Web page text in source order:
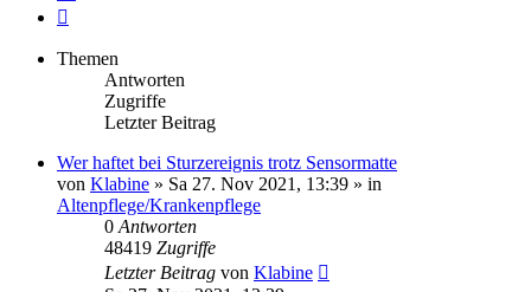
Themen
Antworten
Zugriffe
Letzter Beitrag
Wer haftet bei Sturzereignis trotz Sensormatte
von Klabine » Sa 27. Nov 2021, 13:39 » in
Altenpflege/Krankenpflege
0 Antworten
48419 Zugriffe
Letzter Beitrag von Klabine